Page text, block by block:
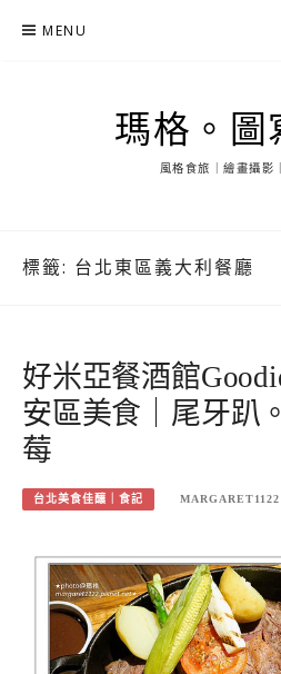
MENU
瑪格。圖
風格食旅｜繪畫攝影
標籤: 台北東區義大利餐廳
好米亞餐酒館
安區美食｜尾牙趴
莓
台北美食佳釀｜食記 MARGARET1122